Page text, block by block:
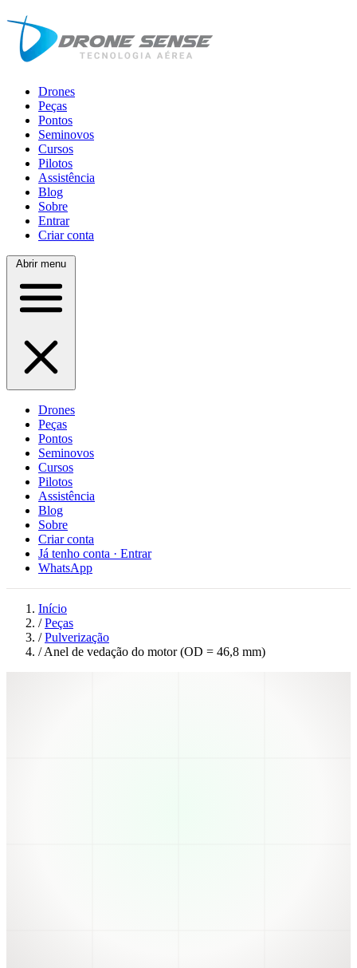
Drones
Peças
Pontos
Seminovos
Cursos
Pilotos
Assistência
Blog
Sobre
Entrar
Criar conta
Abrir menu
Drones
Peças
Pontos
Seminovos
Cursos
Pilotos
Assistência
Blog
Sobre
Criar conta
Já tenho conta · Entrar
WhatsApp
Início
/ Peças
/ Pulverização
/ Anel de vedação do motor (OD = 46,8 mm)